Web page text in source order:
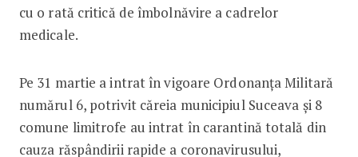
cu o rată critică de îmbolnăvire a cadrelor
medicale.
Pe 31 martie a intrat în vigoare Ordonanța Militară
numărul 6, potrivit căreia municipiul Suceava şi 8
comune limitrofe au intrat în carantină totală din
cauza răspândirii rapide a coronavirusului,